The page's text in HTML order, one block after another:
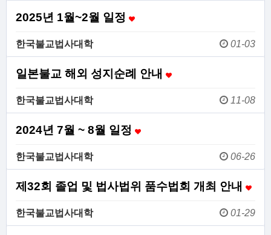
2025년 1월~2월 일정
한국불교법사대학 01-03
일본불교 해외 성지순례 안내
한국불교법사대학 11-08
2024년 7월 ~ 8월 일정
한국불교법사대학 06-26
제32회 졸업 및 법사법위 품수법회 개최 안내
한국불교법사대학 01-29